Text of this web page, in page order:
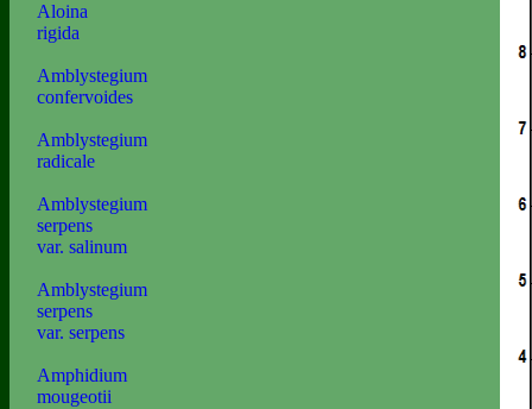
Aloina
rigida
Amblystegium
confervoides
Amblystegium
radicale
Amblystegium
serpens
var. salinum
Amblystegium
serpens
var. serpens
Amphidium
mougeotii